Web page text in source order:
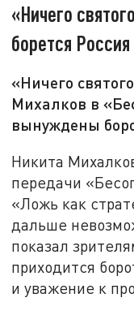
«Ничего
борется
«Ничего
Михалков в
вынуждены
Никита
передачи
«Ложь как
дальше
показал
приходится
и уважение к